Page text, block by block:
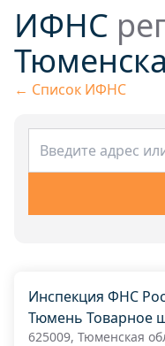
ИФНС
← Список ИФНС
Инспекция ФНС
Тюмень Товарное
625009, Тюменская